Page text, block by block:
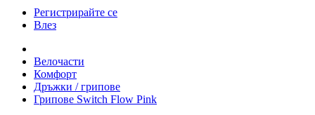
Регистрирайте се
Влез
Велочасти
Комфорт
Дръжки / грипове
Грипове Switch Flow Pink